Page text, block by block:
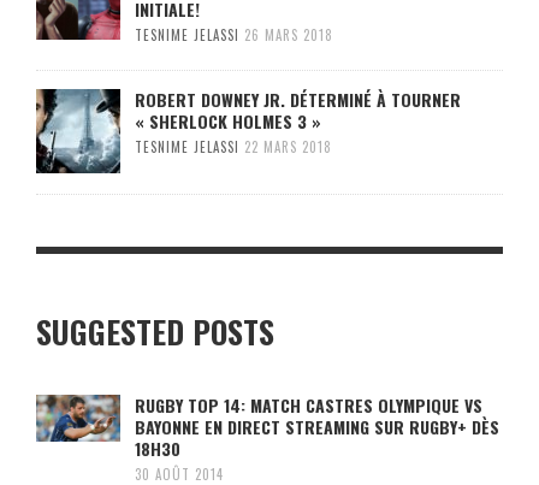
INITIALE!
TESNIME JELASSI 26 MARS 2018
ROBERT DOWNEY JR. DÉTERMINÉ À TOURNER
« SHERLOCK HOLMES 3 »
TESNIME JELASSI 22 MARS 2018
SUGGESTED POSTS
RUGBY TOP 14: MATCH CASTRES OLYMPIQUE VS
BAYONNE EN DIRECT STREAMING SUR RUGBY+ DÈS
18H30
30 AOÛT 2014